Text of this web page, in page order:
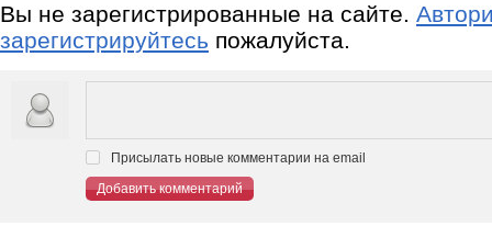
Вы не зарегистрированные на сайте.
зарегистрируйтесь пожалуйста.
Присылать новые комментарии на email
Добавить комментарий